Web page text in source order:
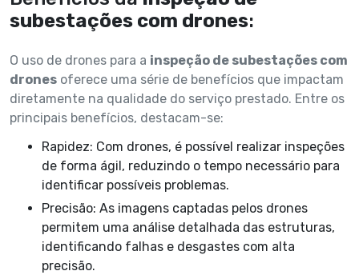
subestações com drones:
O uso de drones para a inspeção de subestações com
drones oferece uma série de benefícios que impactam
diretamente na qualidade do serviço prestado. Entre os
principais benefícios, destacam-se:
Rapidez: Com drones, é possível realizar inspeções
de forma ágil, reduzindo o tempo necessário para
identificar possíveis problemas.
Precisão: As imagens captadas pelos drones
permitem uma análise detalhada das estruturas,
identificando falhas e desgastes com alta
precisão.